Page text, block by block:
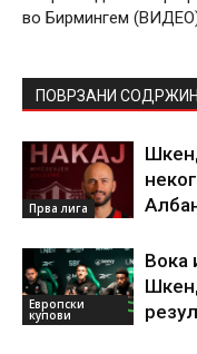
во Бирмингем
ПОВРЗАНИ
Прва лига
Европски
купови
Вока